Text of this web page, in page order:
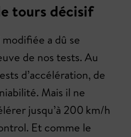
tours décisif
a dû se
de nos tests. Au
d’accélération, de
Mais il ne
jusqu’à 200 km/h
Et comme le